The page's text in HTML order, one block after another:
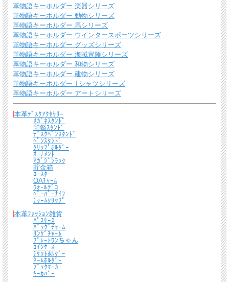
バンカクラフトの18犬種のワンちゃんがモチーフのウォールデコレーション（壁飾
り）。本牛皮革をぜいたくに使った迫力のある立体的なデザインが特徴です。愛犬
家さんへのプレゼントしても人気です。名入れして誕生日や新築祝い、進級祝いな
どのお祝いのギフトにも！
名入れについて
全商品無料で焼きペンで名入れいたします。
（注意！）
革物語キーホルダー 楽器シリーズ
革物語キーホルダー 動物シリーズ
革物語キーホルダー 馬シリーズ
革物語キーホルダー ウインタースポーツシリーズ
革物語キーホルダー グッズシリーズ
革物語キーホルダー 海賊冒険シリーズ
革物語キーホルダー 和物シリーズ
革物語キーホルダー 建物シリーズ
革物語キーホルダー Tシャツシリーズ
革物語キーホルダー アートシリーズ
本革ﾃﾞｽｸｱｸｾｻﾘｰ
ﾒｶﾞﾈｽﾀﾝﾄﾞ
印鑑ｽﾀﾝﾄﾞ
ﾃﾞｽｸﾍﾟﾝｽﾀﾝﾄﾞ
ﾍﾟﾝｽﾀﾝﾄﾞ
ｸﾘｯﾌﾟﾎﾙﾀﾞｰ
ｵｰﾅﾒﾝﾄ
ﾏｶﾞｼﾞﾝﾗｯｸ
貯金箱
ｺｰｽﾀｰ
OAﾁｬｰﾑ
ｳｫｰﾙﾃﾞｺ
ﾍﾟｰﾊﾟｰﾅｲﾌ
ﾁｬｰﾑｸﾘｯﾌﾟ
本革ﾌｧｯｼｮﾝ雑貨
ﾊﾟｽｹｰｽ
ﾊﾞｯｸﾞﾁｬｰﾑ
ﾘﾝｸﾞﾁｬｰﾑ
ﾌﾟﾚｰﾄﾜﾝちゃん
ｺｲﾝｹｰｽ
ﾁｹｯﾄﾎﾙﾀﾞｰ
ﾈｰﾑﾎﾙﾀﾞｰ
ﾌﾞｯｸﾏｰｶｰ
ｷｰｶﾊﾞｰ